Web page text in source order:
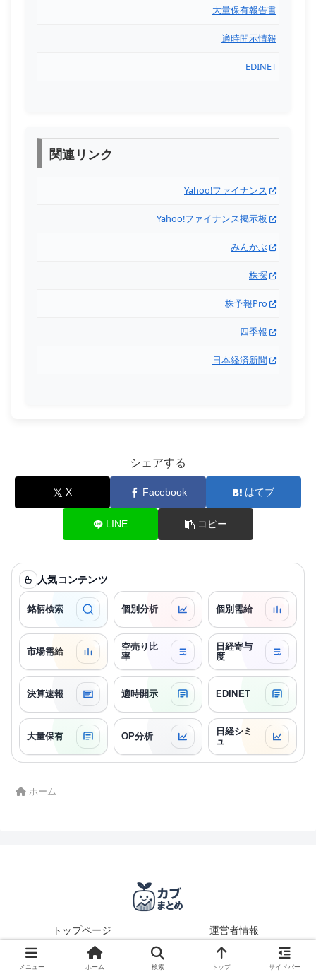
大量保有報告書
適時開示情報
EDINET
関連リンク
Yahoo!ファイナンス
Yahoo!ファイナンス掲示板
みんかぶ
株探
株予報Pro
四季報
日本経済新聞
シェアする
X Facebook はてブ
LINE コピー
人気コンテンツ
銘柄検索 個別分析 個別需給
市場需給
空売り比
率
日経寄与
度
決算速報 適時開示 EDINET
大量保有 OP分析
日経シミ
ュ
ホーム
トップページ 運営者情報
© 2025 カブまとめ.
メニュー ホーム 検索 トップ サイドバー